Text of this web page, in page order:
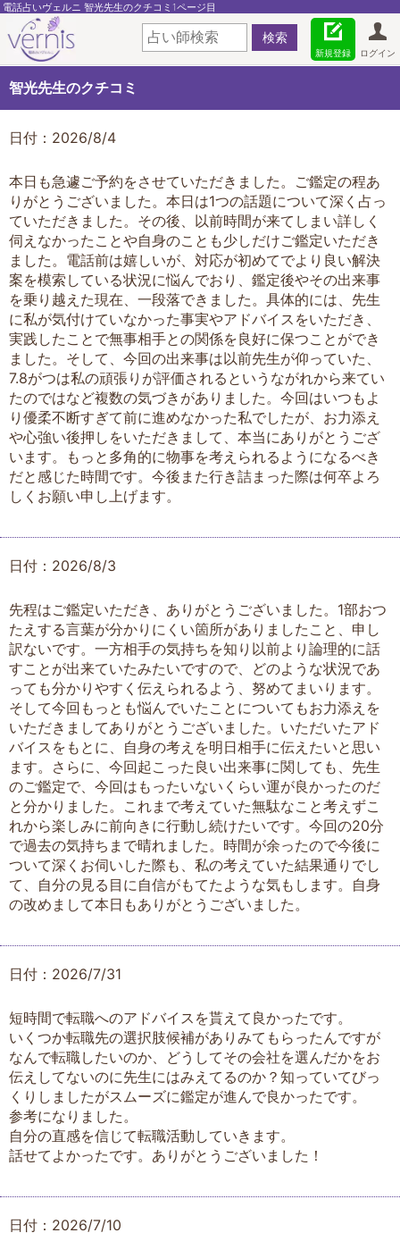
電話占いヴェルニ 智光先生のクチコミ1ページ目
ログイン
新規登録
智光先生のクチコミ
日付：2026/8/4
本日も急遽ご予約をさせていただきました。ご鑑定の程あ
りがとうございました。本日は1つの話題について深く占っ
ていただきました。その後、以前時間が来てしまい詳しく
伺えなかったことや自身のことも少しだけご鑑定いただき
ました。電話前は嬉しいが、対応が初めてでより良い解決
案を模索している状況に悩んでおり、鑑定後やその出来事
を乗り越えた現在、一段落できました。具体的には、先生
に私が気付けていなかった事実やアドバイスをいただき、
実践したことで無事相手との関係を良好に保つことができ
ました。そして、今回の出来事は以前先生が仰っていた、
7.8がつは私の頑張りが評価されるというながれから来てい
たのではなど複数の気づきがありました。今回はいつもよ
り優柔不断すぎて前に進めなかった私でしたが、お力添え
や心強い後押しをいただきまして、本当にありがとうござ
います。もっと多角的に物事を考えられるようになるべき
だと感じた時間です。今後また行き詰まった際は何卒よろ
しくお願い申し上げます。
日付：2026/8/3
先程はご鑑定いただき、ありがとうございました。1部おつ
たえする言葉が分かりにくい箇所がありましたこと、申し
訳ないです。一方相手の気持ちを知り以前より論理的に話
すことが出来ていたみたいですので、どのような状況であ
っても分かりやすく伝えられるよう、努めてまいります。
そして今回もっとも悩んでいたことについてもお力添えを
いただきましてありがとうございました。いただいたアド
バイスをもとに、自身の考えを明日相手に伝えたいと思い
ます。さらに、今回起こった良い出来事に関しても、先生
のご鑑定で、今回はもったいないくらい運が良かったのだ
と分かりました。これまで考えていた無駄なこと考えずこ
れから楽しみに前向きに行動し続けたいです。今回の20分
で過去の気持ちまで晴れました。時間が余ったので今後に
ついて深くお伺いした際も、私の考えていた結果通りでし
て、自分の見る目に自信がもてたような気もします。自身
の改めまして本日もありがとうございました。
日付：2026/7/31
短時間で転職へのアドバイスを貰えて良かったです。
いくつか転職先の選択肢候補がありみてもらったんですが
なんで転職したいのか、どうしてその会社を選んだかをお
伝えしてないのに先生にはみえてるのか？知っていてびっ
くりしましたがスムーズに鑑定が進んで良かったです。
参考になりました。
自分の直感を信じて転職活動していきます。
話せてよかったです。ありがとうございました！
日付：2026/7/10